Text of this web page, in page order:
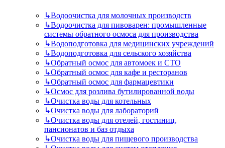
↳Водоочистка для молочных производств
↳Водоочистка для пивоварен: промышленные
системы обратного осмоса для производства
↳Водоподготовка для медицинских учреждений
↳Водоподготовка для сельского хозяйства
↳Обратный осмос для автомоек и СТО
↳Обратный осмос для кафе и ресторанов
↳Обратный осмос для фармацевтики
↳Осмос для розлива бутилированной воды
↳Очистка воды для котельных
↳Очистка воды для лабораторий
↳Очистка воды для отелей, гостиниц,
пансионатов и баз отдыха
↳Очистка воды для пищевого производства